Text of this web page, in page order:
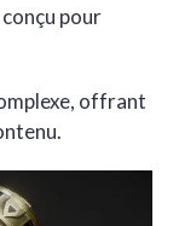
conçu pour
offrant